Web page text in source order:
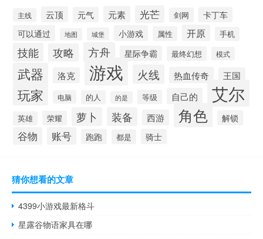
主线 云顶 元气 元素 光芒 剑网 卡丁车
可以通过 地图 城堡 小游戏 属性 开原 手机
技能 攻略 方舟 星际争霸 最终幻想 模式
武器 洛克 游戏 火线 热血传奇 王国
玩家 电脑 的人 的是 等级 自己的 艾尔
英雄 荣耀 萝卜 装备 西游 角色 解锁
谷物 账号 跑跑 都是 骑士
猜你想看的文章
4399小游戏最新格斗
星露谷物语家具在哪